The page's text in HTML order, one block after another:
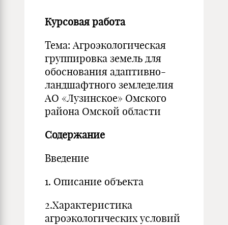
Курсовая работа
Тема: Агроэкологическая
группировка земель для
обоснования адаптивно-
ландшафтного земледелия
АО «Лузинское» Омского
района Омской области
Содержание
Введение
1. Описание объекта
2.Характеристика
агроэкологических условий